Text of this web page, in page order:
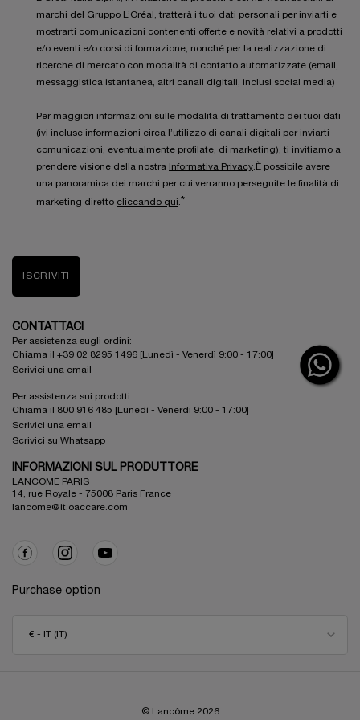
marchi del Gruppo L’Oréal, tratterà i tuoi dati personali per inviarti e
mostrarti comunicazioni contenenti offerte e novità relativi a prodotti
e/o eventi e/o corsi di formazione, nonché per la realizzazione di
ricerche di mercato con modalità di contatto automatizzate (email,
messaggistica istantanea, altri canali digitali, inclusi social media)
Per maggiori informazioni sulle modalità di trattamento dei tuoi dati
(ivi incluse informazioni circa l’utilizzo di canali digitali per inviarti
comunicazioni, eventualmente profilate, di marketing), ti invitiamo a
prendere visione della nostra
Informativa Privacy .È possibile avere
una panoramica dei marchi per cui verranno perseguite le finalità di
marketing diretto cliccando qui *
ISCRIVITI
CONTATTACI
Per assistenza sugli ordini:
Chiama il +39 02 8295 1496 [Lunedì - Venerdì 9:00 - 17:00]
Scrivici una email
Per assistenza sui prodotti:
Chiama il 800 916 485 [Lunedì - Venerdì 9:00 - 17:00]
Scrivici una email
Scrivici su Whatsapp
INFORMAZIONI SUL PRODUTTORE
LANCOME PARIS
14, rue Royale - 75008 Paris France
lancome@it.oaccare.com
Purchase option
€ - IT (IT)
© Lancôme 2026